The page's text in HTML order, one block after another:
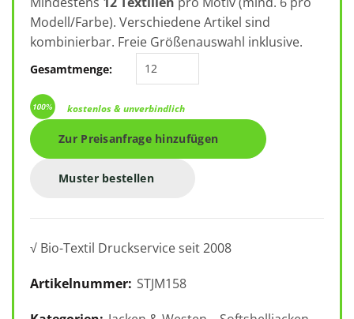
Modell/Farbe). Verschiedene Artikel sind
kombinierbar. Freie Größenauswahl inklusive.
Gesamtmenge:
kostenlos & unverbindlich
Muster bestellen
√ Bio-Textil Druckservice seit 2008
Artikelnummer: STJM158